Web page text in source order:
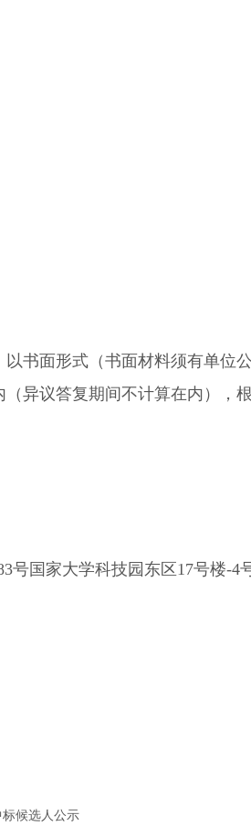
书面形式（书面材料须有单位
异议答复期间不计算在内），
号国家大学科技园东区17号楼-4
候选人公示